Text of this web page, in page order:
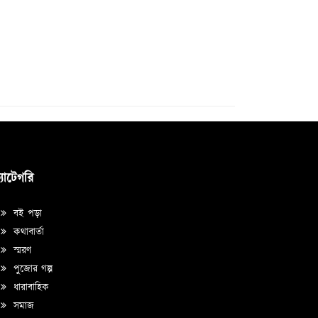
বই পড়া
কথাবার্তা
স্মরণ
পুজোর গল্প
ধারাবাহিক
সমাজ